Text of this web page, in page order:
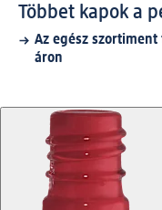
Többet kapok a
Az egész
áron